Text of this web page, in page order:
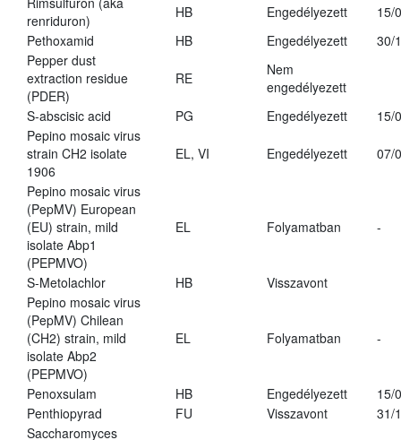
renriduron)
HB Engedélyezett
15/
Pethoxamid
HB Engedélyezett
30/
Pepper dust
extraction residue
(PDER)
RE
Nem
engedélyezett
S-abscisic acid
PG Engedélyezett
15/
Pepino mosaic virus
strain CH2 isolate
1906
EL, VI Engedélyezett 07/
Pepino mosaic virus
(PepMV) European
(EU) strain, mild
isolate Abp1
(PEPMVO)
EL Folyamatban -
S-Metolachlor HB
Visszavont
Pepino mosaic virus
(PepMV) Chilean
(CH2) strain, mild
isolate Abp2
(PEPMVO)
EL Folyamatban -
Penoxsulam HB Engedélyezett
15/
Penthiopyrad
FU Visszavont
31/
Saccharomyces